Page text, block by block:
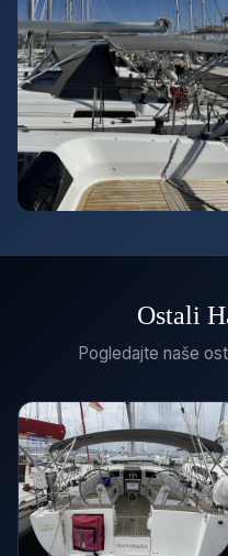
Ostali
Pogledajte naše